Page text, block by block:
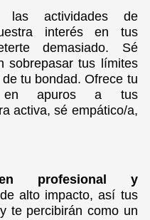
las actividades de
interés en tus
demasiado. Sé
sobrepasar tus límites
tu bondad. Ofrece tu
en apuros a tus
activa, sé empático/a,
profesional y
alto impacto, así tus
te percibirán como un